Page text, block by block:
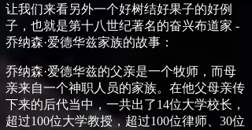
让我们来看另外一个好树结好果子的好例
子，也就是第十八世纪著名的奋兴布道家 -
乔纳森·爱德华兹家族的故事：
乔纳森·爱德华兹的父亲是一个牧师，而母
亲来自一个神职人员的家族。在他父母亲传
下来的后代当中，一共出了14位大学校长，
超过100位大学教授，超过100位律师、 30位